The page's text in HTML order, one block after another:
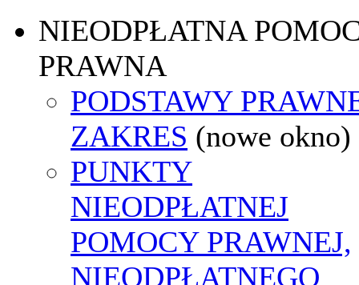
NIEODPŁATNA
PRAWNA
PODSTAWY
ZAKRES (nowe okno)
PUNKTY
NIEODPŁATNEJ
POMOCY PRAWNEJ,
NIEODPŁATNEGO